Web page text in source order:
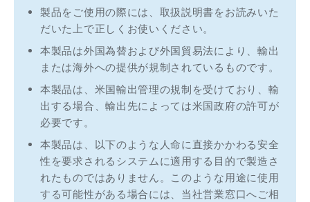
製品をご使用の際には、取扱説明書をお読みいた
だいた上で正しくお使いください。
本製品は外国為替および外国貿易法により、輸出
または海外への提供が規制されているものです。
本製品は、米国輸出管理の規制を受けており、輸
出する場合、輸出先によっては米国政府の許可が
必要です。
本製品は、以下のような人命に直接かかわる安全
性を要求されるシステムに適用する目的で製造さ
れたものではありません。このような用途に使用
する可能性がある場合には、当社営業窓口へご相